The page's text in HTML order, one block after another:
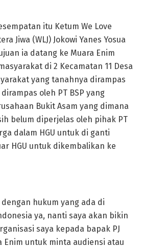
itu Ketum We Love
Jiwa (WLJ) Jokowi Yanes Yosua
ia datang ke Muara Enim
di 2 Kecamatan 11 Desa
yang tanahnya dirampas
oleh PT BSP yang
Bukit Asam yang dimana
belum diperjelas oleh pihak PT
dalam HGU untuk di ganti
HGU untuk dikembalikan ke
hukum yang ada di
ya, nanti saya akan bikin
saya kepada bapak PJ
Enim untuk minta audiensi atau